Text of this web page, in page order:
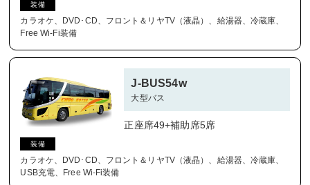
装備
カラオケ、DVD･CD、フロント＆リヤTV（液晶）、給湯器、冷蔵庫、
Free Wi-Fi装備
J-BUS54w
大型バス
正座席49+補助席5席
装備
カラオケ、DVD･CD、フロント＆リヤTV（液晶）、給湯器、冷蔵庫、
USB充電、Free Wi-Fi装備